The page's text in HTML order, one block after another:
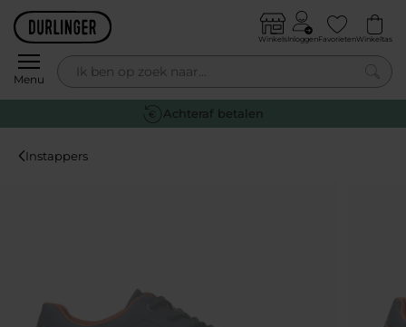
Skip to content
Menu
WinkelsInloggenFavorietenWinkeltas
0
Gratis retourneren
Instappers